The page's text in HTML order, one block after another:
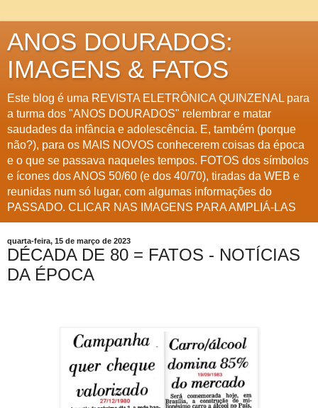
ANOS DOURADOS:
IMAGENS & FATOS
Este blog é uma REVISTA ELETRÔNICA QUINZENAL para
a turma dos "ANOS DOURADOS" relembrar e matar
saudades da infância e adolescência. E, também (porque
não?), para os MAIS NOVOS conhecerem coisas da época
e o que se passava naqueles tempos. FOTOS dos símbolos
e ícones dos ANOS 50/60 (e dos 40/70), tiradas da WEB e
reunidas num só lugar, com algumas informações do
PASSADO. CLICAR NAS IMAGENS PARA AMPLIÁ-LAS
quarta-feira, 15 de março de 2023
DÉCADA DE 80 = FATOS - NOTÍCIAS
DA ÉPOCA